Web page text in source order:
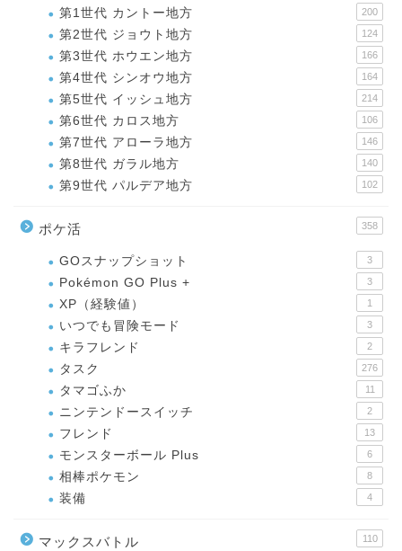
第1世代 カントー地方 200
第2世代 ジョウト地方 124
第3世代 ホウエン地方 166
第4世代 シンオウ地方 164
第5世代 イッシュ地方 214
第6世代 カロス地方 106
第7世代 アローラ地方 146
第8世代 ガラル地方 140
第9世代 パルデア地方 102
ポケ活 358
GOスナップショット 3
Pokémon GO Plus + 3
XP（経験値） 1
いつでも冒険モード 3
キラフレンド 2
タスク 276
タマゴふか 11
ニンテンドースイッチ 2
フレンド 13
モンスターボール Plus 6
相棒ポケモン 8
装備 4
マックスバトル 110